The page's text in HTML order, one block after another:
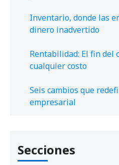
Inventario, donde las
dinero inadvertido
Rentabilidad: El fin del
cualquier costo
Seis cambios que
empresarial
Secciones